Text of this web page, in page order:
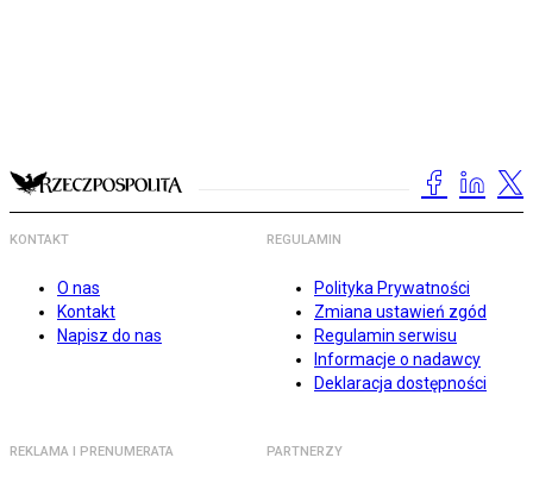
KONTAKT
O nas
Kontakt
Napisz do nas
REGULAMIN
Polityka Prywatności
Zmiana ustawień zgód
Regulamin serwisu
Informacje o nadawcy
Deklaracja dostępności
REKLAMA I PRENUMERATA PARTNERZY